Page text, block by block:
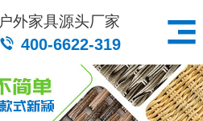
户外家具源头厂家
400-6622-319